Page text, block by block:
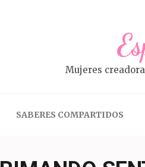
Mujeres
SABERES COMPARTIDOS